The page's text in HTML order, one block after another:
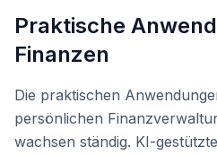
Praktische
Finanzen
Die praktischen
persönlichen
wachsen ständig. KI-